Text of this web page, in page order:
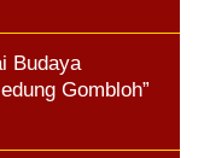
Budaya
Gombloh”